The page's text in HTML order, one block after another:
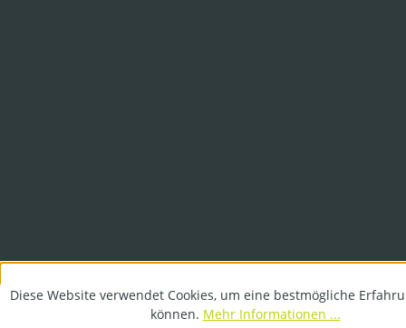
Diese Website verwendet Cookies, um eine bestmögliche
können. Mehr Informationen ...